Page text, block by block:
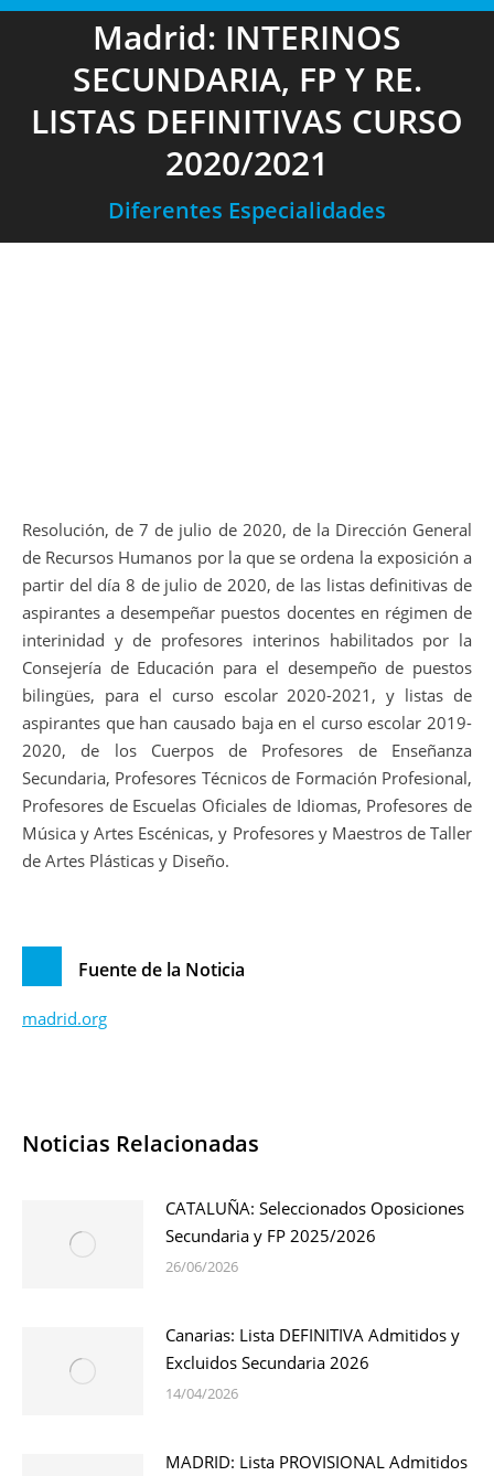
Madrid: INTERINOS
SECUNDARIA, FP Y RE.
LISTAS DEFINITIVAS CURSO
2020/2021
Diferentes Especialidades
Resolución, de 7 de julio de 2020, de la Dirección General
de Recursos Humanos por la que se ordena la exposición a
partir del día 8 de julio de 2020, de las listas definitivas de
aspirantes a desempeñar puestos docentes en régimen de
interinidad y de profesores interinos habilitados por la
Consejería de Educación para el desempeño de puestos
bilingües, para el curso escolar 2020-2021, y listas de
aspirantes que han causado baja en el curso escolar 2019-
2020, de los Cuerpos de Profesores de Enseñanza
Secundaria, Profesores Técnicos de Formación Profesional,
Profesores de Escuelas Oficiales de Idiomas, Profesores de
Música y Artes Escénicas, y Profesores y Maestros de Taller
de Artes Plásticas y Diseño.
Fuente de la Noticia
madrid.org
Noticias Relacionadas
CATALUÑA: Seleccionados Oposiciones
Secundaria y FP 2025/2026
26/06/2026
Canarias: Lista DEFINITIVA Admitidos y
Excluidos Secundaria 2026
14/04/2026
MADRID: Lista PROVISIONAL Admitidos